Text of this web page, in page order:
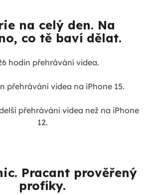
na celý den. Na
co tě baví dělat.
hodin přehrávání videa.
přehrávání videa na iPhone 15.
přehrávání videa než na iPhone
12.
Pracant prověřený
profíky.